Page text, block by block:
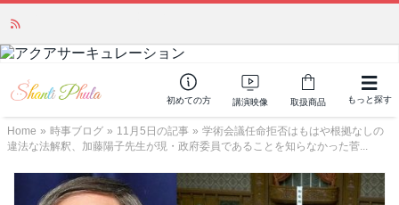
初めての方 講演映像 取扱商品 もっと探す
Home » 時事ブログ » 11月5日の記事 » 学術会議任命拒否はもはや根拠なしの
違法な法解釈、加藤陽子先生が現・政府委員であることを知らなかった菅...